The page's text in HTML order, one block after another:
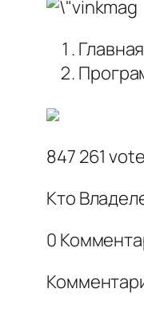
Главная
847 261
Кто
0